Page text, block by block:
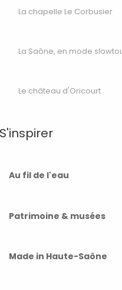
La chapelle Le Corbusier
La Saône, en mode
Le château d'Oricourt
S'inspirer
Au fil de l'eau
Patrimoine & musées
Made in Haute-Saône
définis
18 ▒▒
nous
avec un
village de Rigny
aménagé en